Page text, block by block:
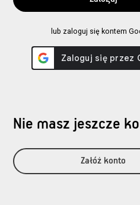
lub zaloguj się kontem
Nie masz jeszcze
Załóż konto